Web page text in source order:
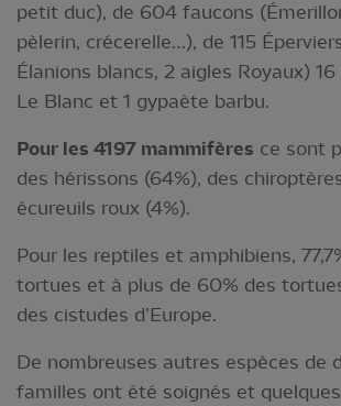
petit duc), de 604 faucons
pèlerin, crécerelle…), de 115
Élanions blancs, 2 aigles Royaux)
Le Blanc et 1 gypaète barbu.
Pour les 4197 mammifères ce sont
des hérissons (64%), des
écureuils roux (4%).
Pour les reptiles et amphibiens,
tortues et à plus de 60% des
des cistudes d’Europe.
De nombreuses autres espèces de
familles ont été soignés et